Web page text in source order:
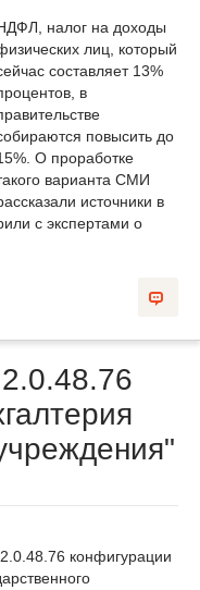
налог на доходы
лиц, который
составляет 13%
в
повысить до
О проработке
варианта СМИ
источники в
с экспертами о
конфигурации